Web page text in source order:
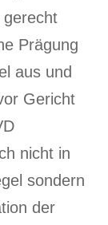
gerecht
Prägung
aus und
Gericht
nicht in
sondern
der